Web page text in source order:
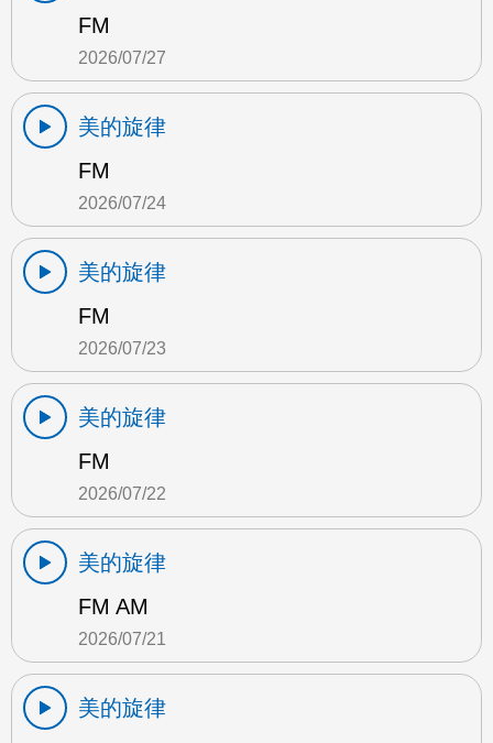
FM
2026/07/27
美的旋律
FM
2026/07/24
美的旋律
FM
2026/07/23
美的旋律
FM
2026/07/22
美的旋律
FM AM
2026/07/21
美的旋律